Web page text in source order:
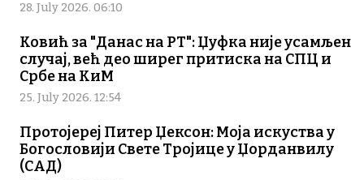
28. July 2026. 06:10
Ковић за "Данас на РТ": Џуфка није усамљен
случај, већ део ширег притиска на СПЦ и
Србе на КиМ
25. July 2026. 12:54
Протојереј Питер Џексон: Моја искуства у
Богословији Свете Тројице у Џорданвилу
(САД)